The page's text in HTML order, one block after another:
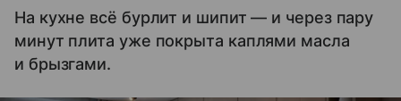
На кухне всё бурлит и шипит — и через пару
минут плита уже покрыта каплями масла
и брызгами.